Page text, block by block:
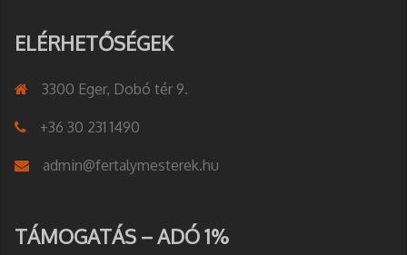
ELÉRHETŐSÉGEK
3300 Eger, Dobó tér 9.
+36 30 231 1490
admin@fertalymesterek.hu
TÁMOGATÁS – ADÓ 1%